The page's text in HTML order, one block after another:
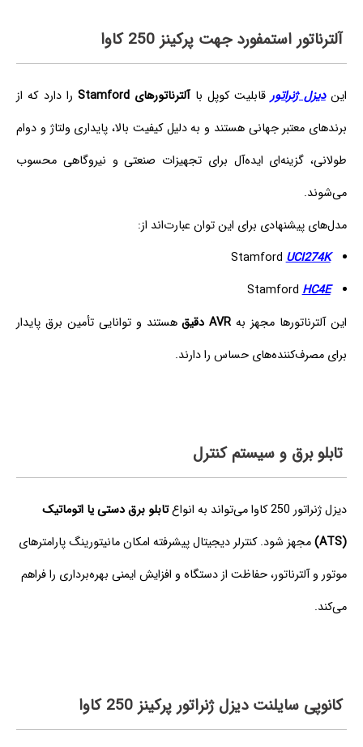
آلترناتور استمفورد جهت پرکینز 250 کاوا
ایندیزل ژنراتورقابلیت کوپل باآلترناتورهای Stamford
را دارد که از
برندهای معتبر جهانی هستند و به دلیل کیفیت بالا، پایداری ولتاژ و دوام
طولانی، گزینه‌ای ایده‌آل برای تجهیزات صنعتی و نیروگاهی محسوب
می‌شوند.
مدل‌های پیشنهادی برای این توان عبارت‌اند از:
StamfordUCI274K
StamfordHC4E
این آلترناتورها مجهز به AVR دقیق
هستند و توانایی تأمین برق پایدار
برای مصرف‌کننده‌های حساس را دارند.
تابلو برق و سیستم کنترل
دیزل ژنراتور 250 کاوا می‌تواند به انواع
تابلو برق دستی یا اتوماتیک
(ATS)
مجهز شود. کنترلر دیجیتال پیشرفته امکان مانیتورینگ پارامترهای
موتور و آلترناتور، حفاظت از دستگاه و افزایش ایمنی بهره‌برداری را فراهم
می‌کند.
کانوپی سایلنت دیزل ژنراتور پرکینز 250 کاوا